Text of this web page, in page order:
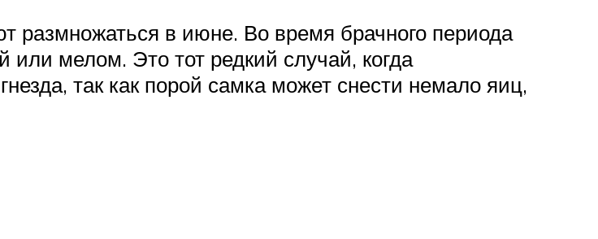
размножаться в июне. Во время брачного периода
или мелом. Это тот редкий случай, когда
так как порой самка может снести немало яиц,